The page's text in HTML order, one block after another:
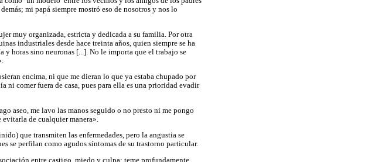
mi papá siempre mostró eso de nosotros y nos lo
muy organizada, estricta y dedicada a su familia. Por otra
industriales desde hace treinta años, quien siempre se ha
horas sino neuronas [...]. No le importa que el trabajo se
encima, ni que me dieran lo que ya estaba chupado por
ni comer fuera de casa, pues para ella es una prioridad evadir
aseo, me lavo las manos seguido o no presto ni me pongo
evitarla de cualquier manera».
que transmiten las enfermedades, pero la angustia se
perfilan como agudos síntomas de su trastorno particular.
entre castigo, miedo y culpa: teme profundamente